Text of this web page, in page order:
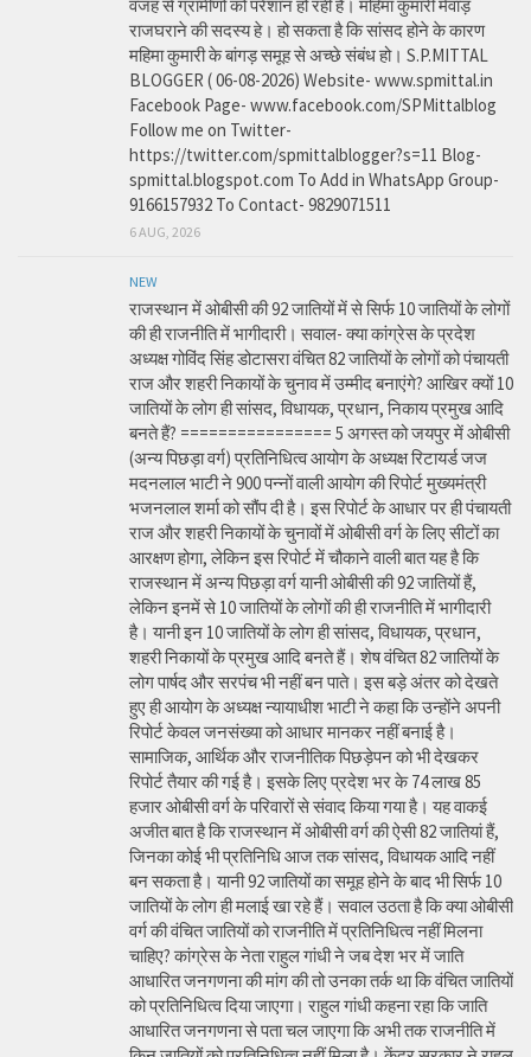
वजह से ग्रामीणों को परेशान हो रही है। महिमा कुमारी मेवाड़
राजघराने की सदस्य हे। हो सकता है कि सांसद होने के कारण
महिमा कुमारी के बांगड़ समूह से अच्छे संबंध हो। S.P.MITTAL
BLOGGER ( 06-08-2026) Website- www.spmittal.in
Facebook Page- www.facebook.com/SPMittalblog
Follow me on Twitter-
https://twitter.com/spmittalblogger?s=11 Blog-
spmittal.blogspot.com To Add in WhatsApp Group-
9166157932 To Contact- 9829071511
6 AUG, 2026
NEW
राजस्थान में ओबीसी की 92 जातियों में से सिर्फ 10 जातियों के लोगों
की ही राजनीति में भागीदारी। सवाल- क्या कांग्रेस के प्रदेश
अध्यक्ष गोविंद सिंह डोटासरा वंचित 82 जातियों के लोगों को पंचायती
राज और शहरी निकायों के चुनाव में उम्मीद बनाएंगे? आखिर क्यों 10
जातियों के लोग ही सांसद, विधायक, प्रधान, निकाय प्रमुख आदि
बनते हैं? ================ 5 अगस्त को जयपुर में ओबीसी
(अन्य पिछड़ा वर्ग) प्रतिनिधित्व आयोग के अध्यक्ष रिटायर्ड जज
मदनलाल भाटी ने 900 पन्नों वाली आयोग की रिपोर्ट मुख्यमंत्री
भजनलाल शर्मा को सौंप दी है। इस रिपोर्ट के आधार पर ही पंचायती
राज और शहरी निकायों के चुनावों में ओबीसी वर्ग के लिए सीटों का
आरक्षण होगा, लेकिन इस रिपोर्ट में चौकाने वाली बात यह है कि
राजस्थान में अन्य पिछड़ा वर्ग यानी ओबीसी की 92 जातियों हैं,
लेकिन इनमें से 10 जातियों के लोगों की ही राजनीति में भागीदारी
है। यानी इन 10 जातियों के लोग ही सांसद, विधायक, प्रधान,
शहरी निकायों के प्रमुख आदि बनते हैं। शेष वंचित 82 जातियों के
लोग पार्षद और सरपंच भी नहीं बन पाते। इस बड़े अंतर को देखते
हुए ही आयोग के अध्यक्ष न्यायाधीश भाटी ने कहा कि उन्होंने अपनी
रिपोर्ट केवल जनसंख्या को आधार मानकर नहीं बनाई है।
सामाजिक, आर्थिक और राजनीतिक पिछड़ेपन को भी देखकर
रिपोर्ट तैयार की गई है। इसके लिए प्रदेश भर के 74 लाख 85
हजार ओबीसी वर्ग के परिवारों से संवाद किया गया है। यह वाकई
अजीत बात है कि राजस्थान में ओबीसी वर्ग की ऐसी 82 जातियां हैं,
जिनका कोई भी प्रतिनिधि आज तक सांसद, विधायक आदि नहीं
बन सकता है। यानी 92 जातियों का समूह होने के बाद भी सिर्फ 10
जातियों के लोग ही मलाई खा रहे हैं। सवाल उठता है कि क्या ओबीसी
वर्ग की वंचित जातियों को राजनीति में प्रतिनिधित्व नहीं मिलना
चाहिए? कांग्रेस के नेता राहुल गांधी ने जब देश भर में जाति
आधारित जनगणना की मांग की तो उनका तर्क था कि वंचित जातियों
को प्रतिनिधित्व दिया जाएगा। राहुल गांधी कहना रहा कि जाति
आधारित जनगणना से पता चल जाएगा कि अभी तक राजनीति में